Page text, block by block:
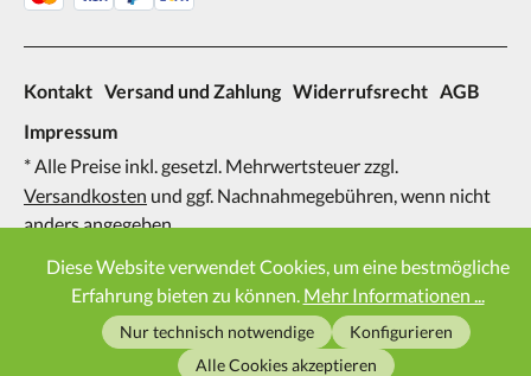
Kontakt Versand und Zahlung Widerrufsrecht AGB
Impressum
* Alle Preise inkl. gesetzl. Mehrwertsteuer zzgl.
Versandkosten und ggf. Nachnahmegebühren, wenn nicht
anders angegeben.
2026
Diese Website verwendet Cookies, um eine bestmögliche
Erfahrung bieten zu können. Mehr Informationen ...
Nur technisch notwendige
Konfigurieren
Alle Cookies akzeptieren